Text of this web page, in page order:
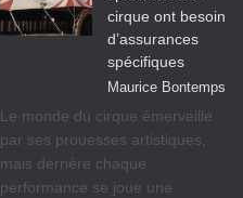
cirque ont besoin
d’assurances
spécifiques
Maurice Bontemps
Le monde du cirque émerveille
par ses prouesses artistiques,
mais derrière chaque
performance se joue une